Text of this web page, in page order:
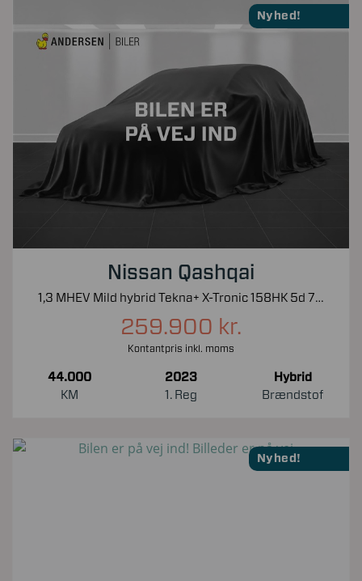
Nyhed!
Nissan Qashqai
1,3 MHEV Mild hybrid Tekna+ X-Tronic 158HK 5d 7g Aut.
259.900 kr.
Kontantpris inkl. moms
44.000
KM
2023
1. Reg
Hybrid
Brændstof
Nyhed!